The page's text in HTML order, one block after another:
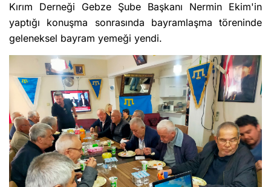
Kırım Derneği Gebze Şube Başkanı Nermin Ekim'in
yaptığı konuşma sonrasında bayramlaşma töreninde
geleneksel bayram yemeği yendi.